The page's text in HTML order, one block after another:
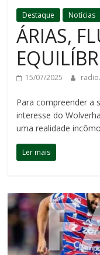
Destaque Notícias
ÁRIAS,
15/07/2025
Para compreender a
interesse do
uma realidade
Ler mais